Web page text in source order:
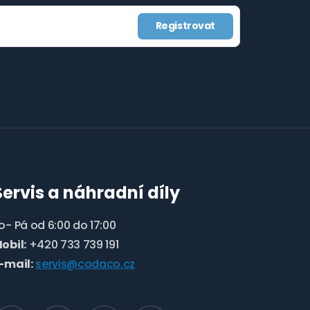
Registrovat
a náhradní díly
Pá od 6:00 do 17:00
+420 733 739 191
mail:servis@codaco.cz